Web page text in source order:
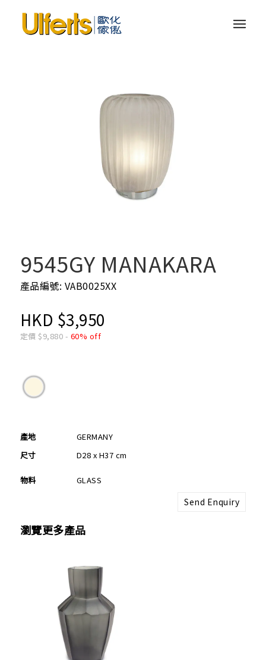
9545GY MANAKARA
產品編號: VAB0025XX
HKD $3,950
定價 $9,880 - 60% off
產地
GERMANY
尺寸
D28 x H37 cm
物料 GLASS
Send Enquiry
瀏覽更多產品